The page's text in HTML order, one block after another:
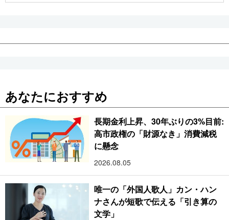
あなたにおすすめ
長期金利上昇、30年ぶりの3%目前:
高市政権の「財源なき」消費減税
に懸念
2026.08.05
唯一の「外国人歌人」カン・ハン
ナさんが短歌で伝える「引き算の
文学」